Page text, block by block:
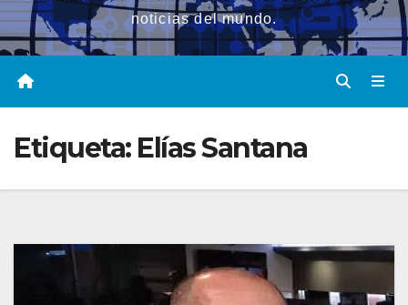
noticias del mundo.
Etiqueta: Elías Santana